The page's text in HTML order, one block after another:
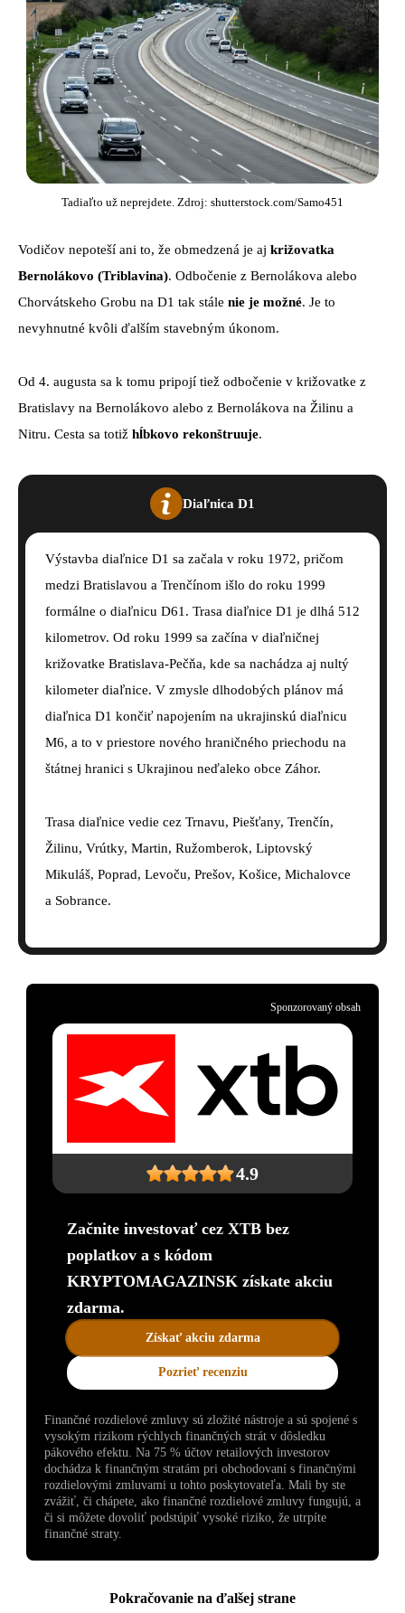
Tadiaľto už neprejdete. Zdroj: shutterstock.com/Samo451
Vodičov nepoteší ani to, že obmedzená je aj križovatka
Bernolákovo (Triblavina). Odbočenie z Bernolákova alebo
Chorvátskeho Grobu na D1 tak stále nie je možné. Je to
nevyhnutné kvôli ďalším stavebným úkonom.
Od 4. augusta sa k tomu pripojí tiež odbočenie v križovatke z
Bratislavy na Bernolákovo alebo z Bernolákova na Žilinu a
Nitru. Cesta sa totiž hĺbkovo rekonštruuje.
Diaľnica D1
Výstavba diaľnice D1 sa začala v roku 1972, pričom
medzi Bratislavou a Trenčínom išlo do roku 1999
formálne o diaľnicu D61. Trasa diaľnice D1 je dlhá 512
kilometrov. Od roku 1999 sa začína v diaľničnej
križovatke Bratislava-Pečňa, kde sa nachádza aj nultý
kilometer diaľnice. V zmysle dlhodobých plánov má
diaľnica D1 končiť napojením na ukrajinskú diaľnicu
M6, a to v priestore nového hraničného priechodu na
štátnej hranici s Ukrajinou neďaleko obce Záhor.
Trasa diaľnice vedie cez Trnavu, Piešťany, Trenčín,
Žilinu, Vrútky, Martin, Ružomberok, Liptovský
Mikuláš, Poprad, Levoču, Prešov, Košice, Michalovce
a Sobrance.
4.9
Začnite investovať cez XTB bez
poplatkov a s kódom
KRYPTOMAGAZINSK získate akciu
zdarma.
Získať akciu zdarma
Pozrieť recenziu
Sponzorovaný obsah
Finančné rozdielové zmluvy sú zložité nástroje a sú spojené s
vysokým rizikom rýchlych finančných strát v dôsledku
pákového efektu. Na 75 % účtov retailových investorov
dochádza k finančným stratám pri obchodovaní s finančnými
rozdielovými zmluvami u tohto poskytovateľa. Mali by ste
zvážiť, či chápete, ako finančné rozdielové zmluvy fungujú, a
či si môžete dovoliť podstúpiť vysoké riziko, že utrpíte
finančné straty.
Pokračovanie na ďalšej strane